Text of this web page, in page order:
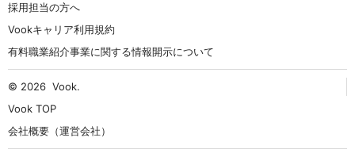
採用担当の方へ
Vookキャリア利用規約
有料職業紹介事業に関する情報開示について
© 2026 Vook.
Vook TOP
会社概要（運営会社）